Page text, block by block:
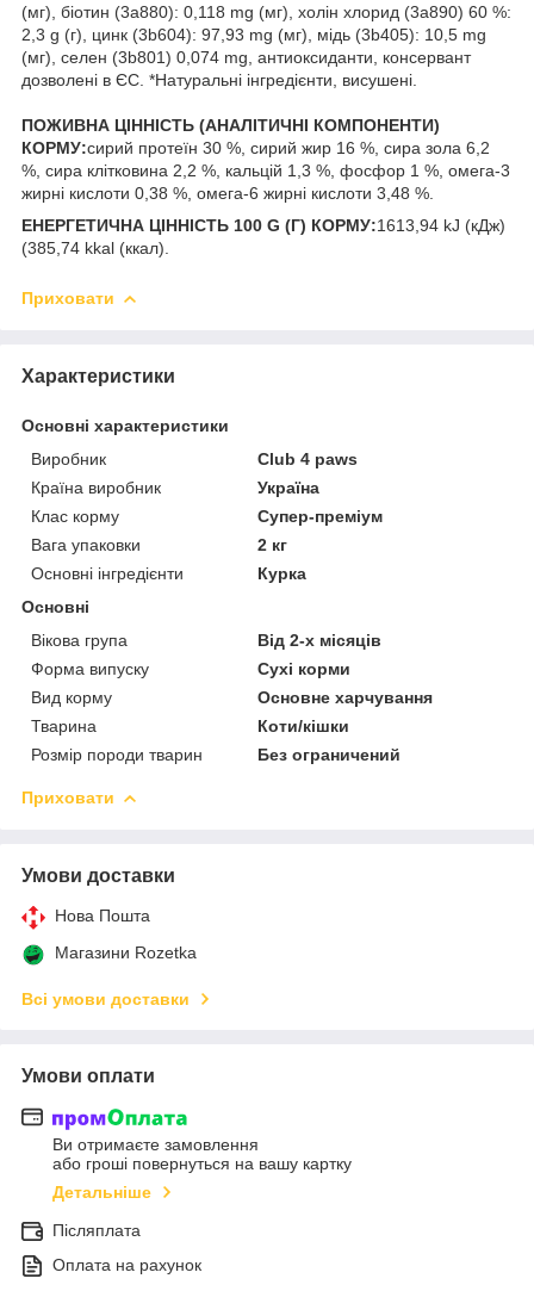
(мг), біотин (3а880): 0,118 mg (мг), холін хлорид (3а890) 60 %:
2,3 g (г), цинк (3b604): 97,93 mg (мг), мідь (3b405): 10,5 mg
(мг), селен (3b801) 0,074 mg, антиоксиданти, консервант
дозволені в ЄС. *Натуральні інгредієнти, висушені.
ПОЖИВНА ЦІННІСТЬ (АНАЛІТИЧНІ КОМПОНЕНТИ)
КОРМУ:сирий протеїн 30 %, сирий жир 16 %, сира зола 6,2
%, сира клітковина 2,2 %, кальцій 1,3 %, фосфор 1 %, омега-3
жирні кислоти 0,38 %, омега-6 жирні кислоти 3,48 %.
ЕНЕРГЕТИЧНА ЦІННІСТЬ 100 G (Г) КОРМУ:1613,94 kJ (кДж)
(385,74 kkal (ккал).
Приховати
Характеристики
Основні характеристики
Виробник
Club 4 paws
Країна виробник
Україна
Клас корму
Супер-преміум
Вага упаковки
2 кг
Основні інгредієнти
Курка
Основні
Вікова група
Від 2-х місяців
Форма випуску
Сухі корми
Вид корму
Основне харчування
Тварина
Коти/кішки
Розмір породи тварин
Без ограничений
Приховати
Умови доставки
Нова Пошта
Магазини Rozetka
Всі умови доставки
Умови оплати
Ви отримаєте замовлення
або гроші повернуться на вашу картку
Детальніше
Післяплата
Оплата на рахунок